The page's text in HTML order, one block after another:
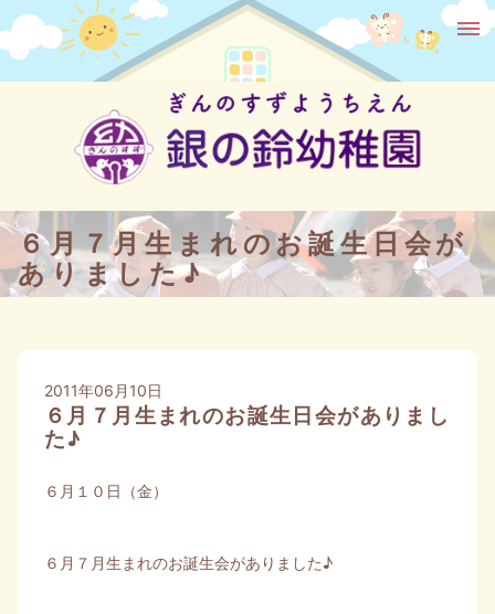
６月７月生まれのお誕生日会が
ありました♪
2011年06月10日
６月７月生まれのお誕生日会がありまし
た♪
６月１０日（金）
６月７月生まれのお誕生会がありました♪